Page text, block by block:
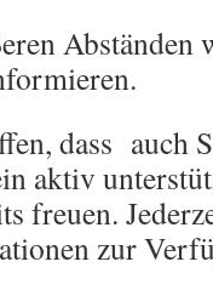
Abständen
dass auch
aktiv
freuen.
zur